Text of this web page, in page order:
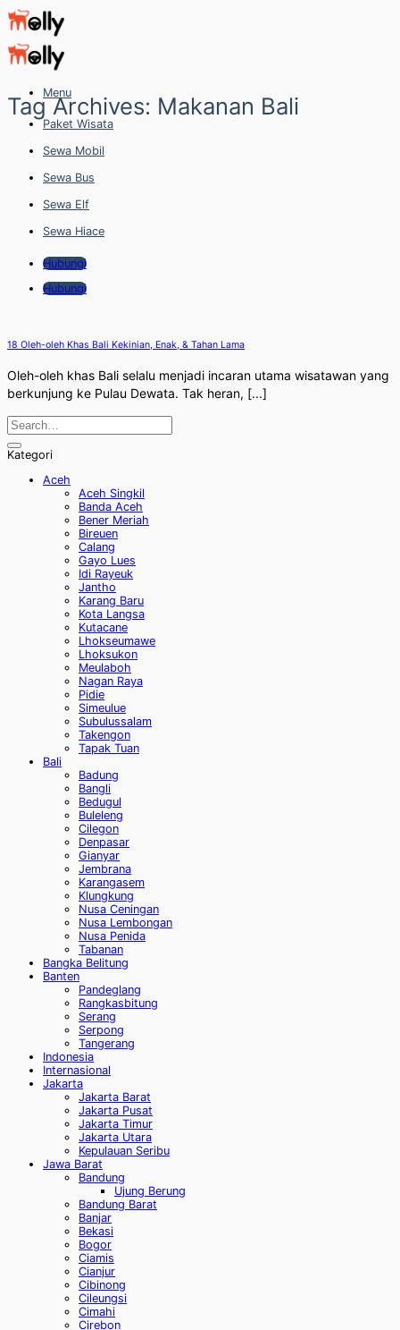
Skip
to
content
Menu
Paket Wisata
Sewa Mobil
Sewa Bus
Sewa Elf
Sewa Hiace
Hubungi
Hubungi
Tag Archives: Makanan Bali
18 Oleh-oleh Khas Bali Kekinian, Enak, & Tahan Lama
Oleh-oleh khas Bali selalu menjadi incaran utama wisatawan yang
berkunjung ke Pulau Dewata. Tak heran, [...]
Kategori
Aceh
Aceh Singkil
Banda Aceh
Bener Meriah
Bireuen
Calang
Gayo Lues
Idi Rayeuk
Jantho
Karang Baru
Kota Langsa
Kutacane
Lhokseumawe
Lhoksukon
Meulaboh
Nagan Raya
Pidie
Simeulue
Subulussalam
Takengon
Tapak Tuan
Bali
Badung
Bangli
Bedugul
Buleleng
Cilegon
Denpasar
Gianyar
Jembrana
Karangasem
Klungkung
Nusa Ceningan
Nusa Lembongan
Nusa Penida
Tabanan
Bangka Belitung
Banten
Pandeglang
Rangkasbitung
Serang
Serpong
Tangerang
Indonesia
Internasional
Jakarta
Jakarta Barat
Jakarta Pusat
Jakarta Timur
Jakarta Utara
Kepulauan Seribu
Jawa Barat
Bandung
Ujung Berung
Bandung Barat
Banjar
Bekasi
Bogor
Ciamis
Cianjur
Cibinong
Cileungsi
Cimahi
Cirebon